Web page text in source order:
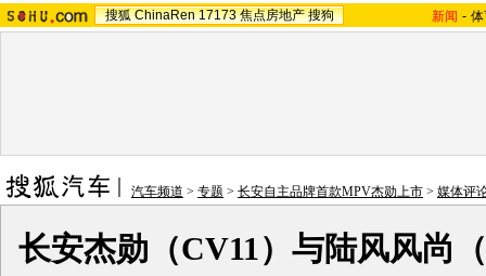
搜狐 ChinaRen 17173 焦点房地产 搜狗 新闻 -
汽车频道 > 专题 > 长安自主品牌首款MPV杰勋上市 > 媒体评
长安杰勋（CV11）与陆风风尚